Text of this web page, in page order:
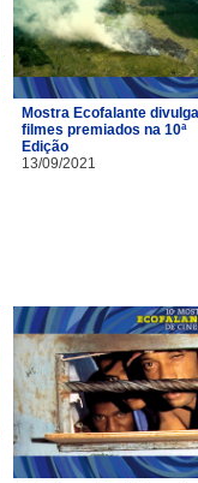
Mostra Ecofalante
filmes premiados na 10ª
Edição
13/09/2021